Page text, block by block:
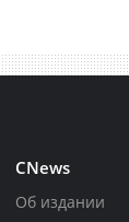
CNews
Об издании